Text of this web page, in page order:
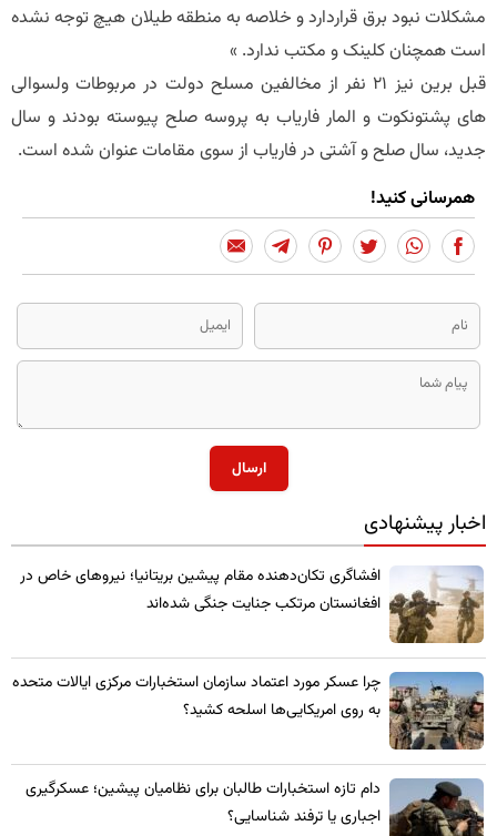
مشکلات نبود برق قراردارد و خلاصه به منطقه طیلان هیچ توجه نشده
است همچنان کلینک و مکتب ندارد. »
قبل برین نیز 21 نفر از مخالفین مسلح دولت در مربوطات ولسوالی
های پشتونکوت و المار فاریاب به پروسه صلح پیوسته بودند و سال
جدید، سال صلح و آشتی در فاریاب از سوی مقامات عنوان شده است.
همرسانی کنید!
ارسال
اخبار پیشنهادی
​افشاگری تکان‌دهنده مقام پیشین بریتانیا؛ نیروهای خاص در
افغانستان مرتکب جنایت جنگی شده‌اند
چرا عسکر مورد اعتماد سازمان استخبارات مرکزی ایالات متحده
به روی امریکایی‌ها اسلحه کشید؟
​دام تازه استخبارات طالبان برای نظامیان پیشین؛ عسکرگیری
اجباری یا ترفند شناسایی؟